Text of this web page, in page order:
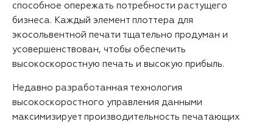
способное опережать потребности растущего
бизнеса. Каждый элемент плоттера для
экосольвентной печати тщательно продуман и
усовершенствован, чтобы обеспечить
высокоскоростную печать и высокую прибыль.
Недавно разработанная технология
высокоскоростного управления данными
максимизирует производительность печатающих